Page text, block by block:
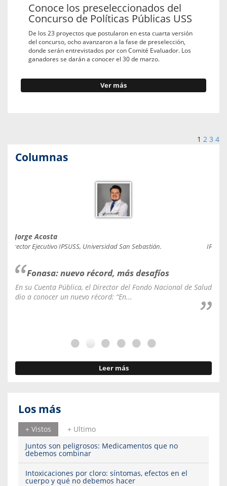
Conoce los preseleccionados del
Concurso de Políticas Públicas USS
De los 23 proyectos que postularon en esta cuarta versión
del concurso, ocho avanzaron a la fase de preselección,
donde serán entrevistados por con Comité Evaluador. Los
ganadores se darán a conocer el 30 de marzo.
Ver más
1 2 3 4
Columnas
Jorge Acosta
Director Ejecutivo IPSUSS, Universidad San Sebastián.
Fonasa: nuevo récord, más desafíos
En su Cuenta Pública, el Director del Fondo Nacional de Salud
dio a conocer un nuevo récord: “En...
Leer más
Los más
+ Vistos
+ Ultimo
Juntos son peligrosos: Medicamentos que no
debemos combinar
Intoxicaciones por cloro: síntomas, efectos en el
cuerpo y qué no debemos hacer